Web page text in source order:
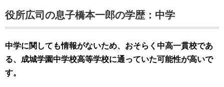
役所広司の息子橋本一郎の学歴：中学
中学に関しても情報がないため、おそらく中高一貫校であ
る、成城学園中学校高等学校に通っていた可能性が高いで
す。